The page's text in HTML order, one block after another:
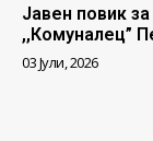
Јавен повик
,,Комуналец”
03 Јули, 2026